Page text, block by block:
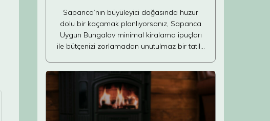
Sapanca’nın büyüleyici doğasında huzur
dolu bir kaçamak planlıyorsanız, Sapanca
Uygun Bungalov minimal kiralama ipuçları
ile bütçenizi zorlamadan unutulmaz bir tatil…